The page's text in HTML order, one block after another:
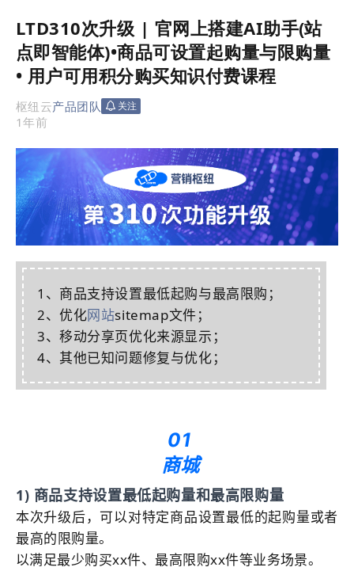
LTD310次升级 | 官网上搭建AI助手(站
点即智能体)•商品可设置起购量与限购量
• 用户可用积分购买知识付费课程
枢纽云产品团队 关注
1年前
1、商品支持设置最低起购与最高限购；
2、优化网站sitemap文件；
3、移动分享页优化来源显示；
4、其他已知问题修复与优化；
01
商城
1) 商品支持设置最低起购量和最高限购量
本次升级后，可以对特定商品设置最低的起购量或者
最高的限购量。
以满足最少购买xx件、最高限购xx件等业务场景。